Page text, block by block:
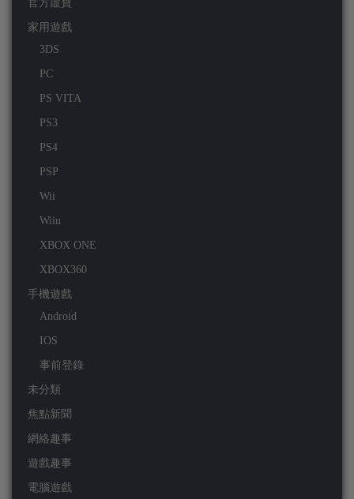
官方虛寶
家用遊戲
3DS
PC
PS VITA
PS3
PS4
PSP
Wii
Wiiu
XBOX ONE
XBOX360
手機遊戲
Android
IOS
事前登錄
未分類
焦點新聞
網絡趣事
遊戲趣事
電腦遊戲